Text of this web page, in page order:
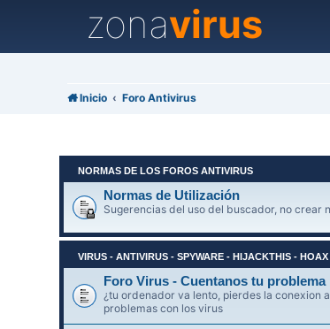
zonavirus
Inicio Foro Antivirus
NORMAS DE LOS FOROS ANTIVIRUS
Normas de Utilización
Sugerencias del uso del buscador, no crear
VIRUS - ANTIVIRUS - SPYWARE - HIJACKTHIS - HOAX
Foro Virus - Cuentanos tu problema
¿tu ordenador va lento, pierdes la conexion
problemas con los virus